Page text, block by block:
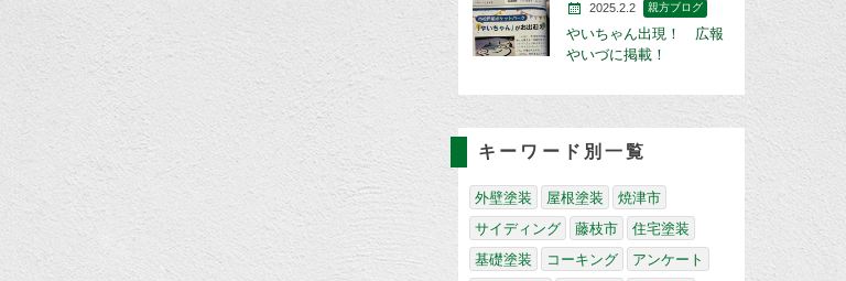
2025.2.2 親方ブログ
やいちゃん出現！ 広報
やいづに掲載！
キーワード別一覧
外壁塗装 屋根塗装
焼津市
サイディング
藤枝市
住宅塗装
基礎塗装
コーキング
アンケート